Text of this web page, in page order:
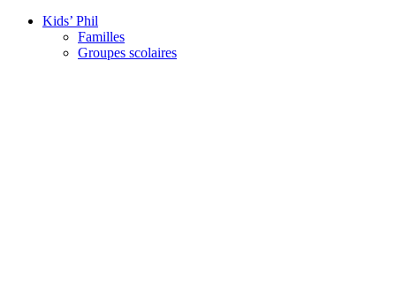
Kids’ Phil
Familles
Groupes scolaires